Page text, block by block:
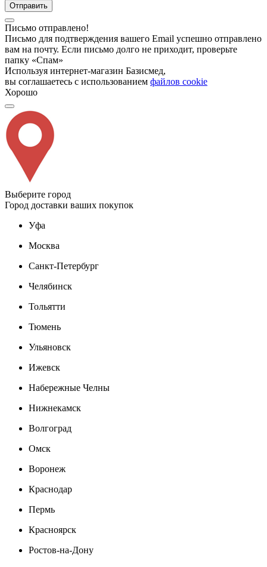
Отправить
Письмо отправлено!
Письмо для подтверждения вашего Email успешно отправлено
вам на почту. Если письмо долго не приходит, проверьте
папку «Спам»
Используя интернет-магазин Базисмед,
вы соглашаетесь с использованием файлов cookie
Хорошо
Выберите город
Город доставки ваших покупок
Уфа
Москва
Санкт-Петербург
Челябинск
Тольятти
Тюмень
Ульяновск
Ижевск
Набережные Челны
Нижнекамск
Волгоград
Омск
Воронеж
Краснодар
Пермь
Красноярск
Ростов-на-Дону